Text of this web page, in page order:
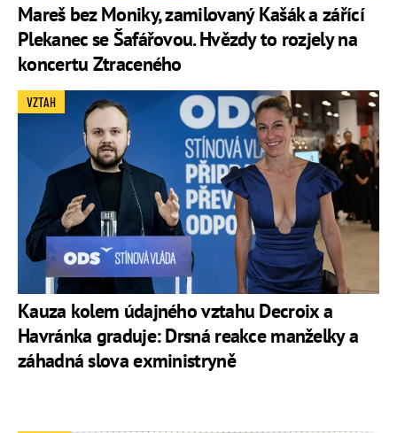
Mareš bez Moniky, zamilovaný Kašák a zářící
Plekanec se Šafářovou. Hvězdy to rozjely na
koncertu Ztraceného
Kauza kolem údajného vztahu Decroix a
Havránka graduje: Drsná reakce manželky a
záhadná slova exministryně
VZTAH